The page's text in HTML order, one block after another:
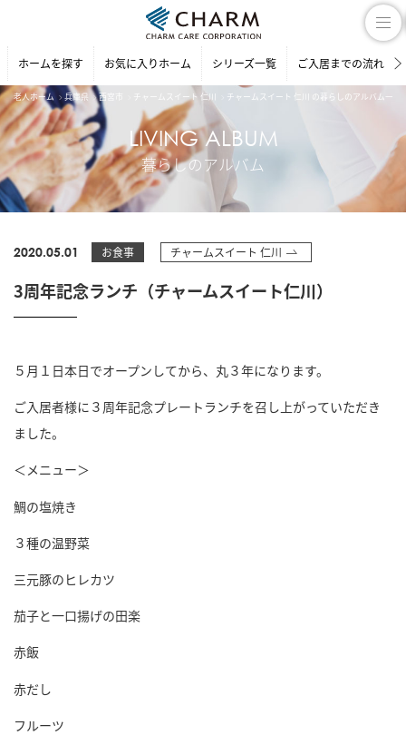
ホームを探す お気に入りホーム シリーズ一覧 ご入居までの流れ
老人ホーム 兵庫県 西宮市 チャームスイート 仁川 チャームスイート 仁川 の暮らしのアルバム一覧
LIVING ALBUM
暮らしのアルバム
2020.05.01 お食事 チャームスイート 仁川
3周年記念ランチ（チャームスイート仁川）
５月１日本日でオープンしてから、丸３年になります。
ご入居者様に３周年記念プレートランチを召し上がっていただき
ました。
＜メニュー＞
鯛の塩焼き
３種の温野菜
三元豚のヒレカツ
茄子と一口揚げの田楽
赤飯
赤だし
フルーツ